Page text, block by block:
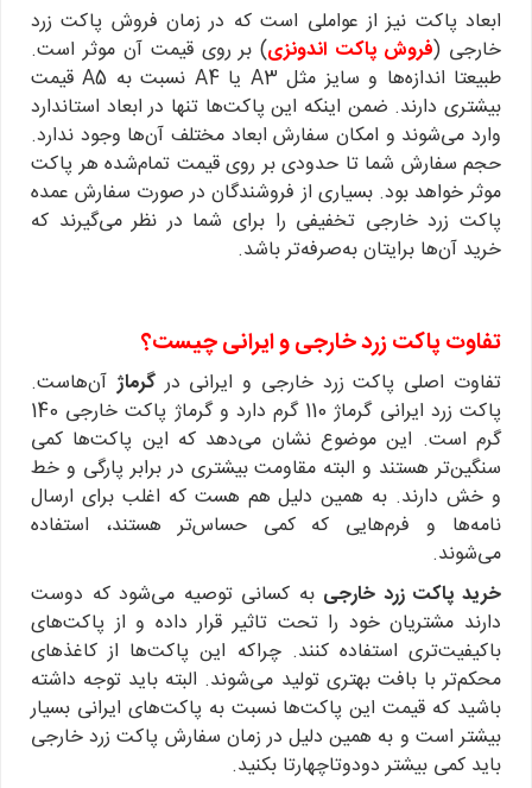
ابعاد پاکت نیز از عواملی است که در زمان فروش پاکت زرد
خارجی (فروش پاکت اندونزی) بر روی قیمت آن موثر است.
طبیعتا اندازه‌ها و سایز مثل A3 یا A4 نسبت به A5 قیمت
بیشتری دارند. ضمن اینکه این پاکت‌ها تنها در ابعاد استاندارد
وارد می‌شوند و امکان سفارش ابعاد مختلف آن‌ها وجود ندارد.
حجم سفارش شما تا حدودی بر روی قیمت تمام‌شده هر پاکت
موثر خواهد بود. بسیاری از فروشندگان در صورت سفارش عمده
پاکت زرد خارجی تخفیفی را برای شما در نظر می‌گیرند که
خرید آن‌ها برایتان به‌صرفه‌تر باشد.
تفاوت پاکت زرد خارجی و ایرانی چیست؟
تفاوت اصلی پاکت زرد خارجی و ایرانی درگرماژ آن‌هاست.
پاکت زرد ایرانی گرماژ 110 گرم دارد و گرماژ پاکت خارجی 140
گرم است. این موضوع نشان می‌دهد که این پاکت‌ها کمی
سنگین‌تر هستند و البته مقاومت بیشتری در برابر پارگی و خط
و خش دارند. به همین دلیل هم هست که اغلب برای ارسال
نامه‌ها و فرم‌هایی که کمی حساس‌تر هستند، استفاده
می‌شوند.
خرید پاکت زرد خارجی به کسانی توصیه می‌شود که دوست
دارند مشتریان خود را تحت تاثیر قرار داده و از پاکت‌های
باکیفیت‌تری استفاده کنند. چراکه این پاکت‌ها از کاغذهای
محکم‌تر با بافت بهتری تولید می‌شوند. البته باید توجه داشته
باشید که قیمت این پاکت‌ها نسبت به پاکت‌های ایرانی بسیار
بیشتر است و به همین دلیل در زمان سفارش پاکت زرد خارجی
باید کمی بیشتر دودوتاچهارتا بکنید.